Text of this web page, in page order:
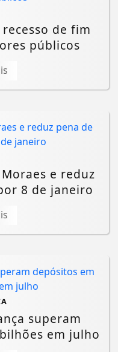
de fim
públicos
e reduz
8 de janeiro
superam
em julho